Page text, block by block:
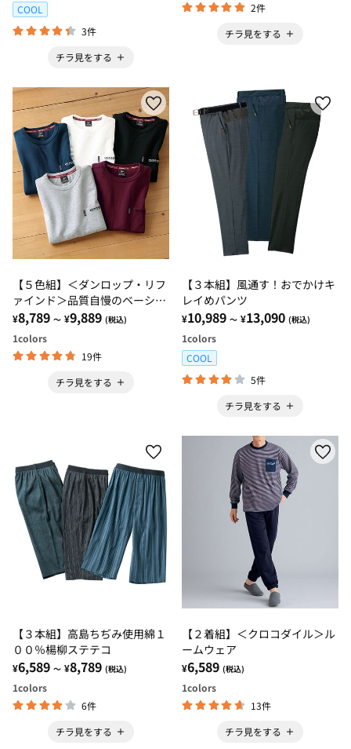
COOL
3件
チラ見をする
2件
チラ見をする
【５色組】＜ダンロップ・リフ
ァインド＞品質自慢のベーシッ
クＴシャツ
¥8,789 ～ ¥9,889 (税込)
1colors
19件
チラ見をする
【３本組】風通す！おでかけキ
レイめパンツ
¥10,989 ～ ¥13,090 (税込)
1colors
COOL
5件
チラ見をする
【３本組】高島ちぢみ使用綿１
００％楊柳ステテコ
¥6,589 ～ ¥8,789 (税込)
1colors
6件
チラ見をする
【２着組】＜クロコダイル＞ル
ームウェア
¥6,589 (税込)
1colors
13件
チラ見をする